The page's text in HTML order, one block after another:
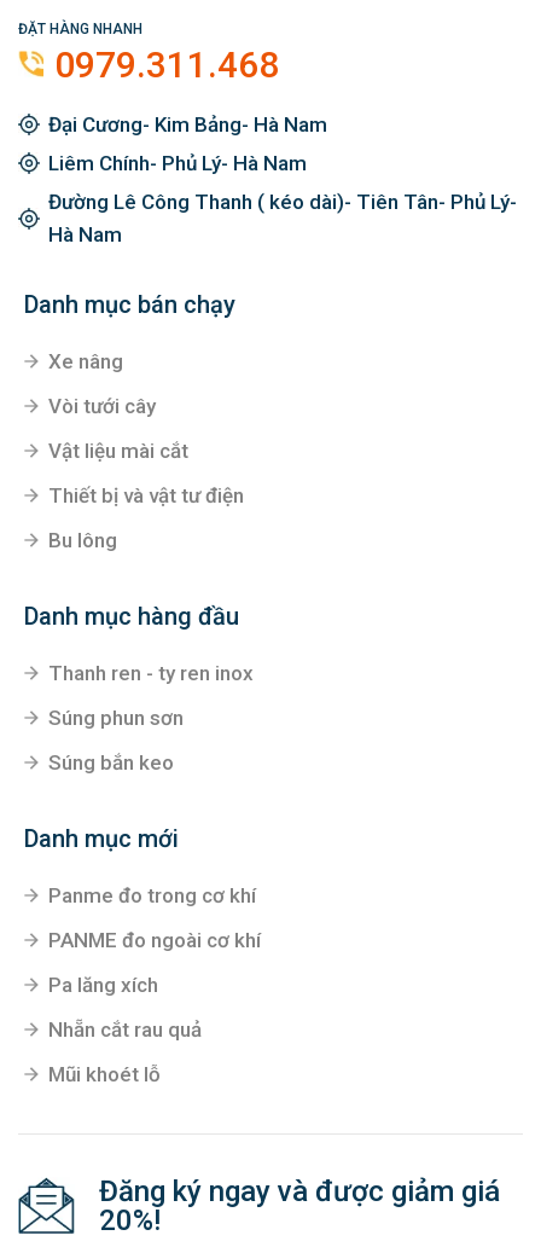
ĐẶT HÀNG NHANH
0979.311.468
Đại Cương- Kim Bảng- Hà Nam
Liêm Chính- Phủ Lý- Hà Nam
Đường Lê Công Thanh ( kéo dài)- Tiên Tân- Phủ Lý-
Hà Nam
Danh mục bán chạy
Xe nâng
Vòi tưới cây
Vật liệu mài cắt
Thiết bị và vật tư điện
Bu lông
Danh mục hàng đầu
Thanh ren - ty ren inox
Súng phun sơn
Súng bắn keo
Danh mục mới
Panme đo trong cơ khí
PANME đo ngoài cơ khí
Pa lăng xích
Nhẵn cắt rau quả
Mũi khoét lỗ
Đăng ký ngay và được giảm giá
20%!